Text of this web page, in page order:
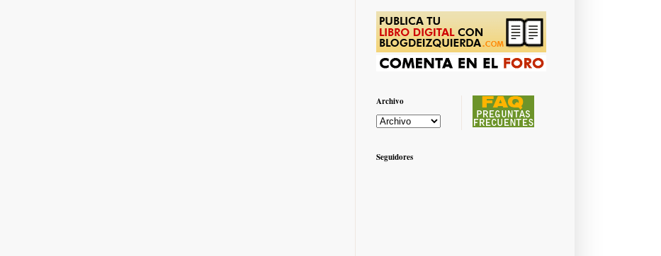
Archivo
Seguidores